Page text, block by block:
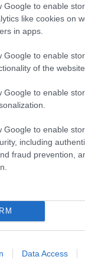
Google to enable
like cookies on
in apps.
Google to enable
of the
Google to enable
Google to enable
including
fraud prevention,
Data Access
DE GEA: CARRICK
ÜZENETE AZ
MECCS ELŐTT
DE GEA:
PILLANAT VOLT